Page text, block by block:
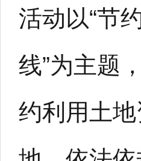
活动以“节
线”为主题
约利用土